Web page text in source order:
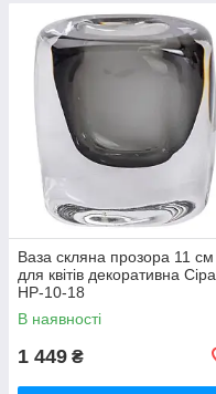
Ваза скляна прозора 11 см
для квітів декоративна Сіра
HP-10-18
В наявності
1 449 ₴